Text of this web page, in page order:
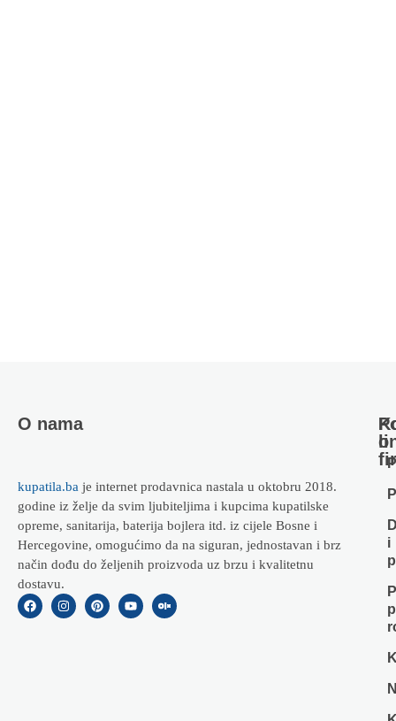
O nama
kupatila.ba je internet prodavnica nastala u oktobru 2018.
godine iz želje da svim ljubiteljima i kupcima kupatilske
opreme, sanitarija, baterija bojlera itd. iz cijele Bosne i
Hercegovine, omogućimo da na siguran, jednostavan i brz
način dođu do željenih proizvoda uz brzu i kvalitetnu
dostavu.
i
o